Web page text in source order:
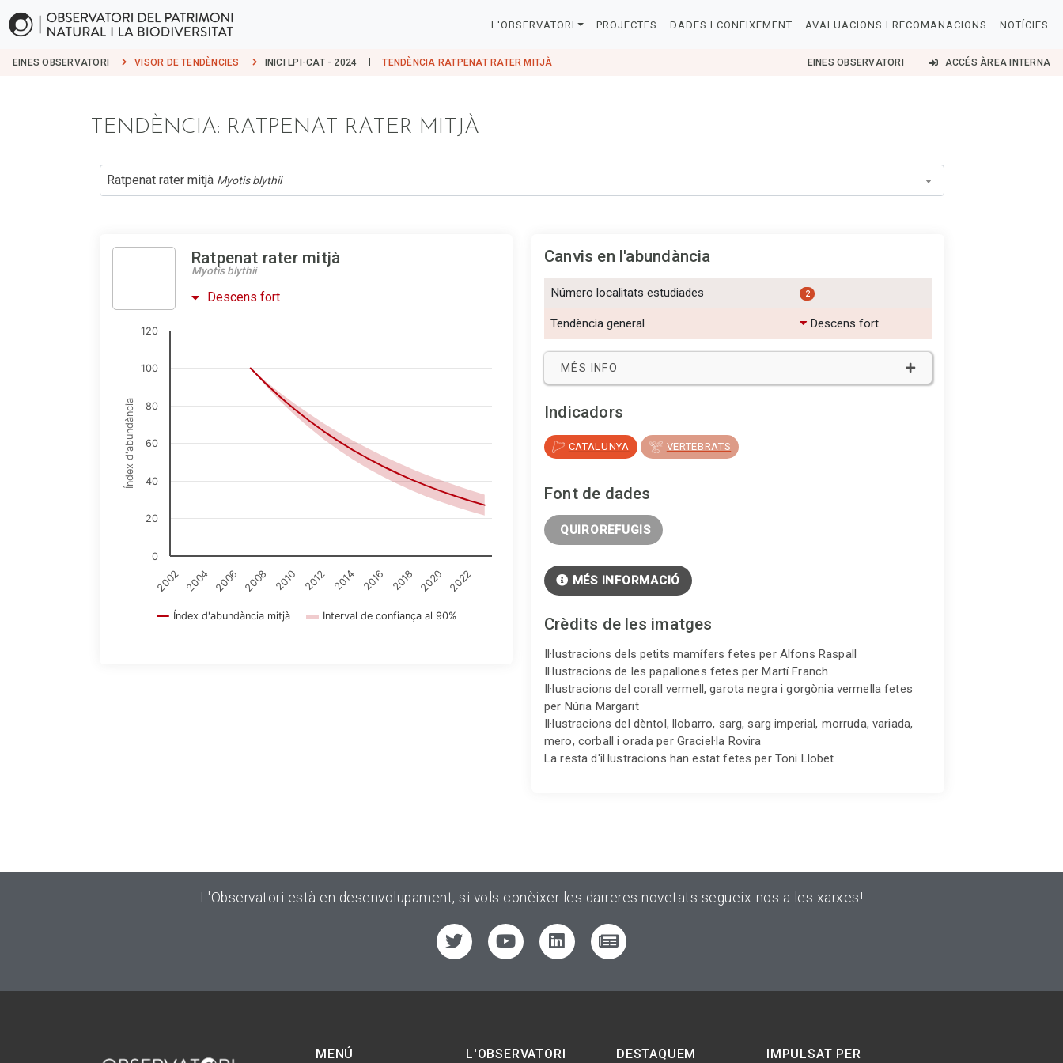
L'OBSERVATORI PROJECTES DADES I CONEIXEMENT AVALUACIONS I RECOMANACIONS NOTÍCIES
EINES OBSERVATORI VISOR DE TENDÈNCIES INICI LPI-CAT - 2024 TENDÈNCIA RATPENAT RATER MITJÀ EINES OBSERVATORI ACCÉS ÀREA INTERNA
TENDÈNCIA: RATPENAT RATER MITJÀ
Ratpenat rater mitjà Myotis blythii
Ratpenat rater mitjà
Myotis blythii
Descens fort
Índex d'abundància
Índex d'abundància mitjà Interval de confiança al 90%
2002 2004 2006 2008 2010 2012 2014 2016 2018 2020 2022
0
20
40
60
80
100
120
Canvis en l'abundància
Número localitats estudiades 2
Tendència general Descens fort
MÉS INFO
Indicadors
CATALUNYA VERTEBRATS
Font de dades
QUIROREFUGIS
MÉS INFORMACIÓ
Crèdits de les imatges
Il·lustracions dels petits mamífers fetes per Alfons Raspall
Il·lustracions de les papallones fetes per Martí Franch
Il·lustracions del corall vermell, garota negra i gorgònia vermella fetes
per Núria Margarit
Il·lustracions del dèntol, llobarro, sarg, sarg imperial, morruda, variada,
mero, corball i orada per Graciel·la Rovira
La resta d'il·lustracions han estat fetes per Toni Llobet
L'Observatori està en desenvolupament, si vols conèixer les darreres novetats segueix-nos a les xarxes!
MENÚ L'OBSERVATORI DESTAQUEM IMPULSAT PER